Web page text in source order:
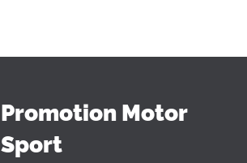
Promotion Motor
Sport